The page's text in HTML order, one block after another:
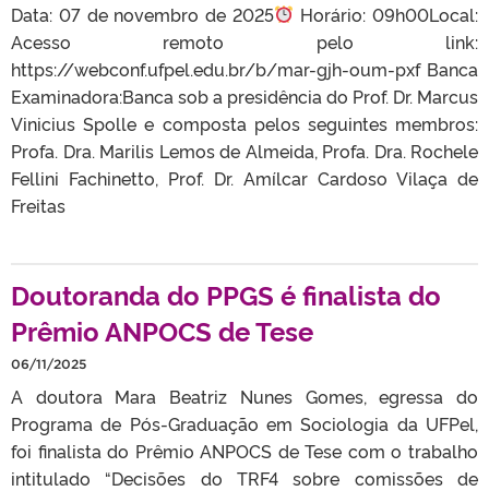
Data: 07 de novembro de 2025
Horário: 09h00Local:
Acesso remoto pelo link:
https://webconf.ufpel.edu.br/b/mar-gjh-oum-pxf ‍Banca
Examinadora:Banca sob a presidência do Prof. Dr. Marcus
Vinicius Spolle e composta pelos seguintes membros:
Profa. Dra. Marilis Lemos de Almeida, Profa. Dra. Rochele
Fellini Fachinetto, Prof. Dr. Amílcar Cardoso Vilaça de
Freitas
Doutoranda do PPGS é finalista do
Prêmio ANPOCS de Tese
06/11/2025
A doutora Mara Beatriz Nunes Gomes, egressa do
Programa de Pós-Graduação em Sociologia da UFPel,
foi finalista do Prêmio ANPOCS de Tese com o trabalho
intitulado “Decisões do TRF4 sobre comissões de